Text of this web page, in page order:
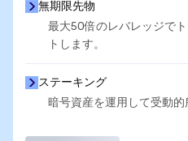
無期限先物
最大50倍のレバレッジで
トします。
ステーキング
暗号資産を運用して受動的